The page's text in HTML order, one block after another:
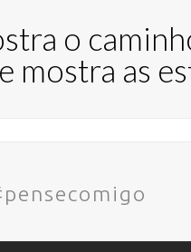
o
mostra as